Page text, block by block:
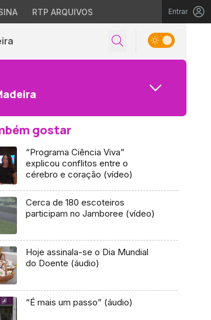
RTP ARQUIVOS Entrar
gostar
“Programa Ciência Viva”
explicou conflitos entre o
cérebro e coração (vídeo)
Cerca de 180 escoteiros
participam no Jamboree (vídeo)
Hoje assinala-se o Dia Mundial
do Doente (áudio)
“É mais um passo” (áudio)